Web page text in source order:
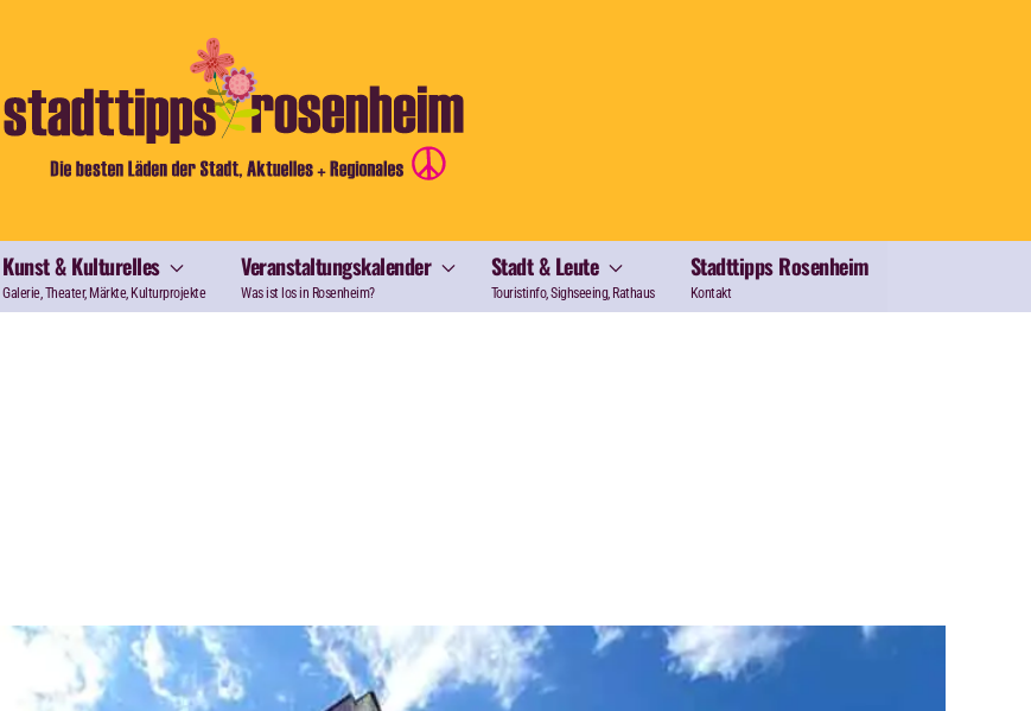
Kunst & Kulturelles
Galerie, Theater, Märkte, Kulturprojekte
Veranstaltungskalender
Was ist los in Rosenheim?
Stadt & Leute
Touristinfo, Sighseeing, Rathaus
Stadttipps Rosenheim
Kontakt